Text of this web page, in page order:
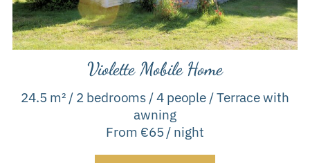
Violette Mobile Home
24.5 m² / 2 bedrooms / 4 people / Terrace with
awning
From €65 / night